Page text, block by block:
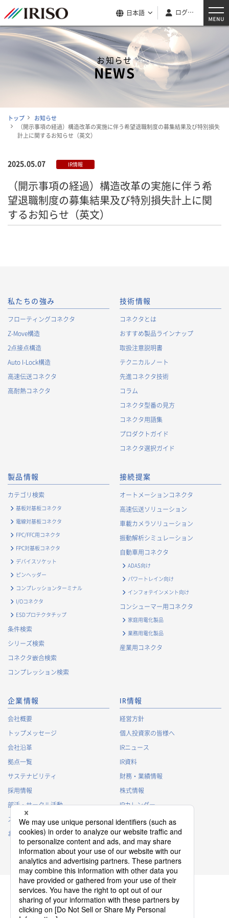
日本語 ログイン
お知らせ
NEWS
トップ
お知らせ
（開示事項の経過）構造改革の実施に伴う希望退職制度の募集結果及び特別損失
計上に関するお知らせ（英文）
2025.05.07 IR情報
（開示事項の経過）構造改革の実施に伴う希
望退職制度の募集結果及び特別損失計上に関
するお知らせ（英文）
私たちの強み
フローティングコネクタ
Z-Move構造
2点接点構造
Auto I-Lock構造
高速伝送コネクタ
高耐熱コネクタ
技術情報
コネクタとは
おすすめ製品ラインナップ
取扱注意説明書
テクニカルノート
先進コネクタ技術
コラム
コネクタ型番の見方
コネクタ用語集
プロダクトガイド
コネクタ選択ガイド
製品情報
カテゴリ検索
基板対基板コネクタ
電線対基板コネクタ
FPC/FFC用コネクタ
FPC対基板コネクタ
デバイスソケット
ピンヘッダー
コンプレッションターミナル
I/Oコネクタ
ESDプロテクタチップ
条件検索
シリーズ検索
コネクタ嵌合検索
コンプレッション検索
接続提案
オートメーションコネクタ
高速伝送ソリューション
車載カメラソリューション
振動解析シミュレーション
自動車用コネクタ
ADAS向け
パワートレイン向け
インフォテインメント向け
コンシューマー用コネクタ
家庭用電化製品
業務用電化製品
産業用コネクタ
企業情報
会社概要
トップメッセージ
会社沿革
拠点一覧
サステナビリティ
採用情報
部活・サークル活動
スポンサー活動
お問い合わせ
IR情報
経営方針
個人投資家の皆様へ
IRニュース
IR資料
財務・業績情報
株式情報
IRカレンダー
IRに関するよくあるご質問
IRポリシー
免責事項